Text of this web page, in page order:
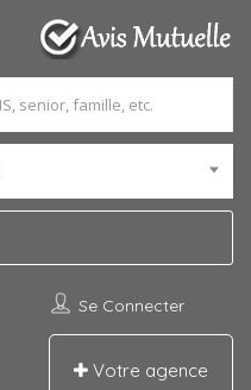
Se Connecter
Votre agence